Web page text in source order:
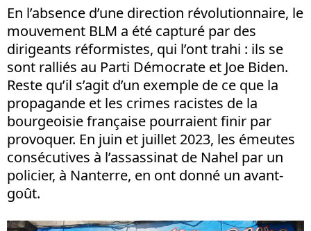
En l’absence d’une direction révolutionnaire, le
mouvement BLM a été capturé par des
dirigeants réformistes, qui l’ont trahi : ils se
sont ralliés au Parti Démocrate et Joe Biden.
Reste qu’il s’agit d’un exemple de ce que la
propagande et les crimes racistes de la
bourgeoisie française pourraient finir par
provoquer. En juin et juillet 2023, les émeutes
consécutives à l’assassinat de Nahel par un
policier, à Nanterre, en ont donné un avant-
goût.